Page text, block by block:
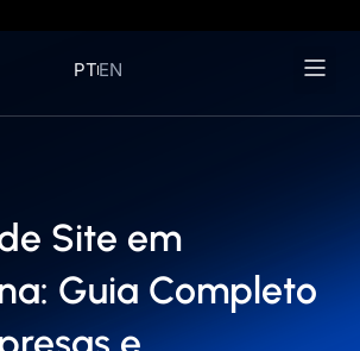
PTEN
Site em
Guia Completo